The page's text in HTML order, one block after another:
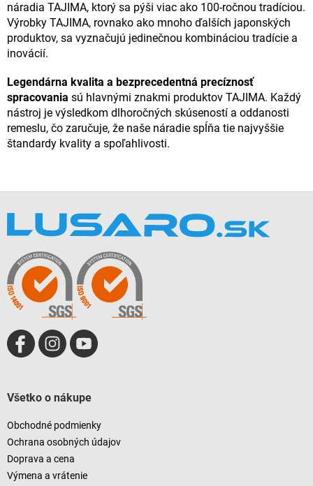
náradia TAJIMA, ktorý sa pýši viac ako 100-ročnou tradíciou.
Výrobky TAJIMA, rovnako ako mnoho ďalších japonských
produktov, sa vyznačujú jedinečnou kombináciou tradície a
inovácií.
Legendárna kvalita a bezprecedentná precíznosť
spracovania sú hlavnými znakmi produktov TAJIMA. Každý
nástroj je výsledkom dlhoročných skúseností a oddanosti
remeslu, čo zaručuje, že naše náradie spĺňa tie najvyššie
štandardy kvality a spoľahlivosti.
Všetko o nákupe
Obchodné podmienky
Ochrana osobných údajov
Doprava a cena
Výmena a vrátenie